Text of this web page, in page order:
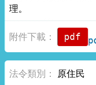
理。
原住民